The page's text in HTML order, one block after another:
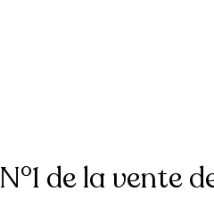
N°1 de la vente